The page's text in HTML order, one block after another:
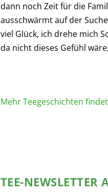
dann noch Zeit für die
ausschwärmt auf der
viel Glück, ich drehe mich
da nicht dieses Gefühl
Mehr Teegeschichten
TEE-NEWSLETTER